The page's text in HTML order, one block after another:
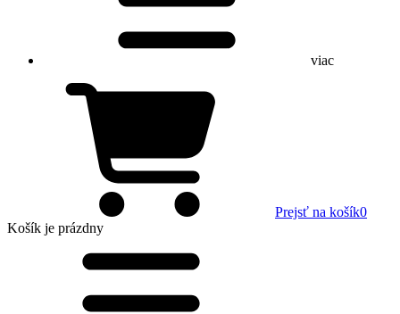
viac
Prejsť na košík0
Košík je prázdny